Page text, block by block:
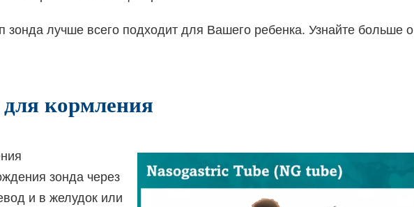
зонда лучше всего подходит для Вашего ребенка. Узнайте больше о
кормления
зонда через
и в желудок или